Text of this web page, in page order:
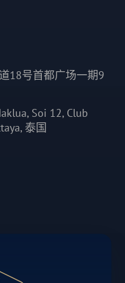
18号首都广场一期9
Soi 12, Club
泰国